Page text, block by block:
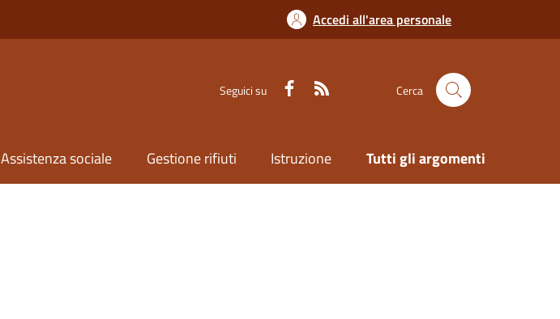
Accedi all'area personale
Seguici su Cerca
Assistenza sociale Gestione rifiuti Istruzione Tutti gli argomenti